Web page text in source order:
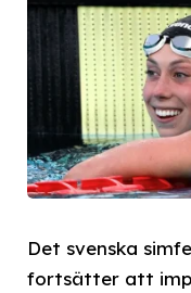
Det svenska
fortsätter att